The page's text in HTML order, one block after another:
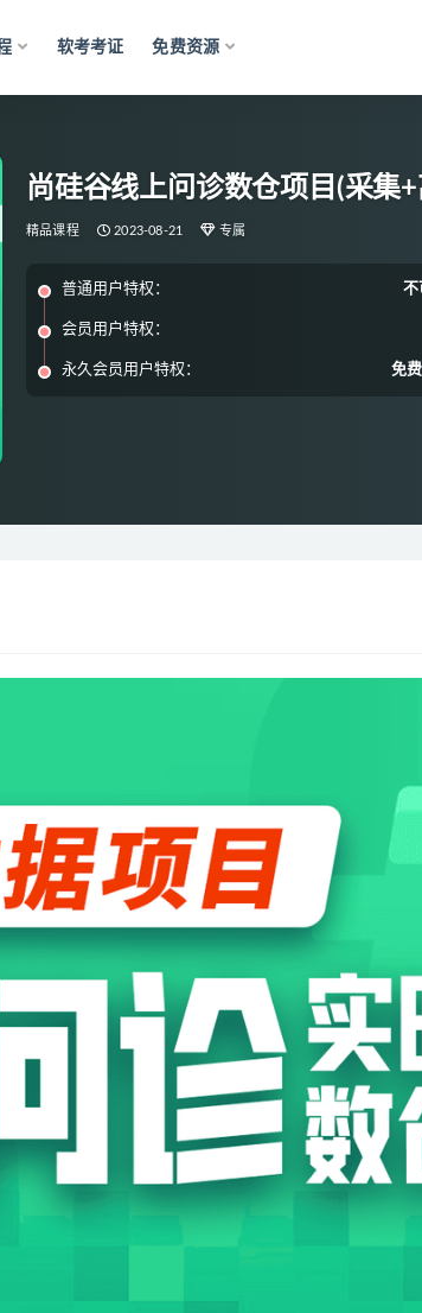
软考考证 免费资源
尚硅谷线上问诊数仓项目(采集
精品课程 2023-08-21 专属
普通用户特权： 不
会员用户特权：
永久会员用户特权： 免费